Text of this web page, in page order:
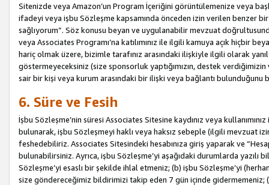
Sitenizde veya Amazon’un Program İçeriğini görüntülemenize veya
ifadeyi veya işbu Sözleşme kapsamında önceden izin verilen benzer
sağlıyorum”. Söz konusu beyan ve uygulanabilir mevzuat
veya Associates Programı’na katılımınız ile ilgili kamuya açık hiçbir
hariç olmak üzere, bizimle tarafınız arasındaki ilişkiyle ilgili olarak
göstermeyeceksiniz (size sponsorluk yaptığımızın, destek
sair bir kişi veya kurum arasındaki bir ilişki veya bağlantı bulunduğunu
6. Süre ve Fesih
İşbu Sözleşme’nin süresi Associates Sitesine kaydınız veya
bulunarak, işbu Sözleşmeyi haklı veya haksız sebeple (ilgili mevzuat
feshedebiliriz. Associates Sitesindeki hesabınıza giriş yaparak ve
bulunabilirsiniz. Ayrıca, işbu Sözleşme’yi aşağıdaki durumlarda yazılı
Sözleşme’yi esaslı bir şekilde ihlal etmeniz; (b) işbu Sözleşme’yi
size göndereceğimiz bildirimizi takip eden 7 gün içinde gidermemeniz;